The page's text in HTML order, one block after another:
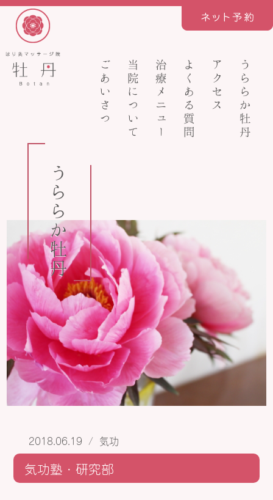
ごあいさつ 当院について 治療メニュー よくある質問 アクセス うららか牡丹
うららか牡丹
2018.06.19 / 気功
気功塾・研究部